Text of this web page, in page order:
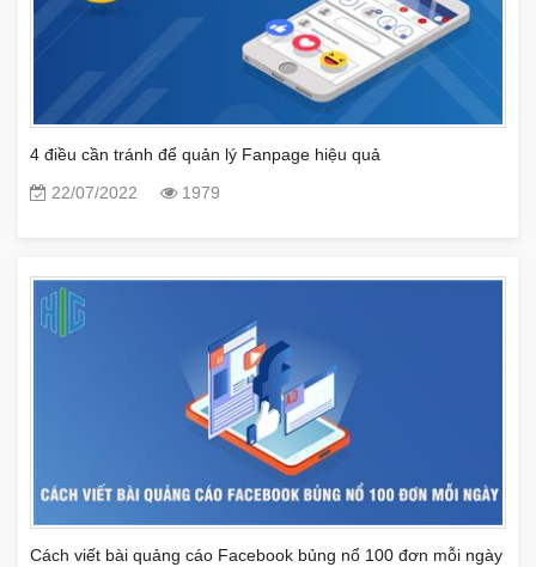
4 điều cần tránh để quản lý Fanpage hiệu quả
22/07/2022
1979
Cách viết bài quảng cáo Facebook bủng nổ 100 đơn mỗi ngày